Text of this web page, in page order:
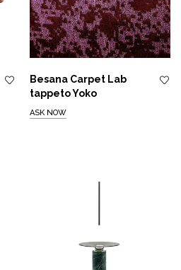
Besana Carpet Lab
tappeto Yoko
ASK NOW